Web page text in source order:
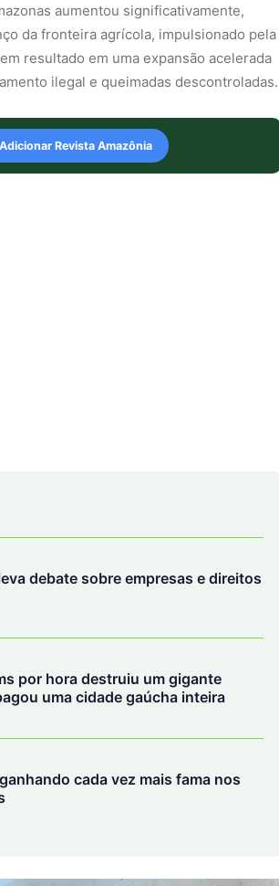
aumentou significativamente,
da fronteira agrícola, impulsionado pela
resultado em uma expansão acelerada
ilegal e queimadas descontroladas.
Adicionar Revista Amazônia
debate sobre empresas e direitos
por hora destruiu um gigante
uma cidade gaúcha inteira
cada vez mais fama nos